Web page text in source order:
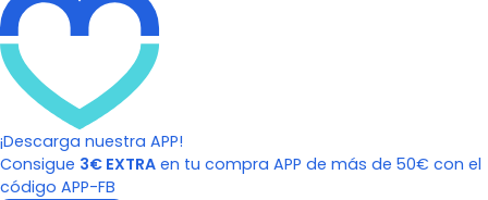
¡Descarga nuestra APP!
Consigue 3€ EXTRA en tu compra APP de más de 50€ con el
código APP-FB